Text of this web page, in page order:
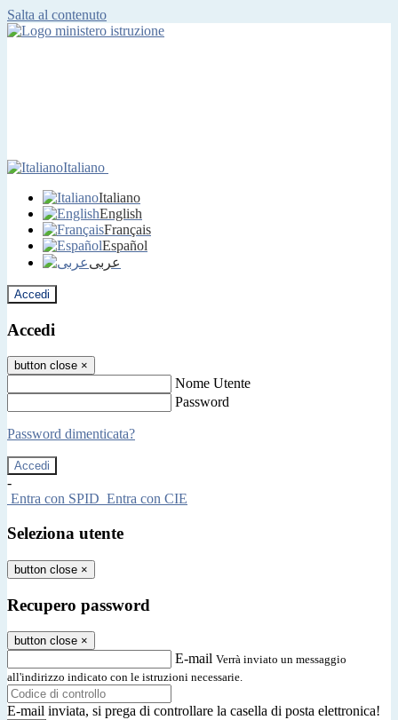
Salta al contenuto
Italiano
Italiano
English
Français
Español
عربى
Accedi
Accedi
button close ×
Nome Utente
Password
Password dimenticata?
-
Entra con SPID Entra con CIE
Seleziona utente
button close ×
Recupero password
button close ×
E-mail Verrà inviato un messaggio
all'indirizzo indicato con le istruzioni necessarie.
E-mail inviata, si prega di controllare la casella di posta elettronica!